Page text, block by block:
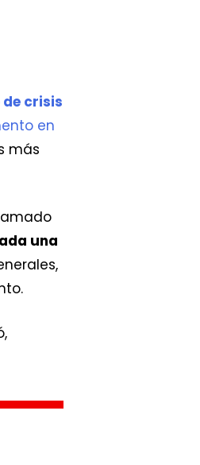
crisis
en
más
una